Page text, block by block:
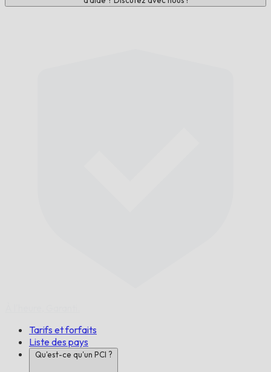
Tarifs et forfaits
Liste des pays
Qu'est-ce qu'un PCI ?